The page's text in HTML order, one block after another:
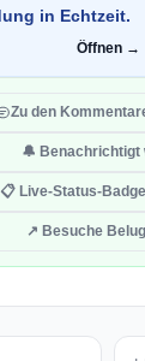
in Echtzeit.
Öffnen →
Zu den
🔔 Benachrichtigt
📋 Live-Status-
↗ Besuche